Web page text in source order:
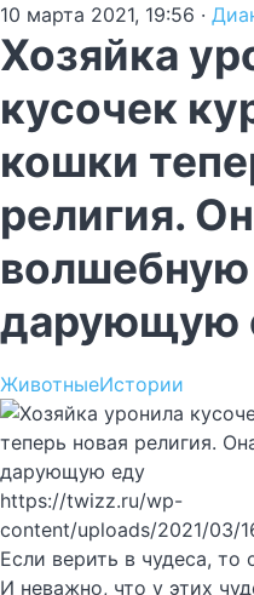
10 марта 2021, 19:56 ·
Хозяйка
кусочек
кошки
религия.
волшебную
дарующую
ЖивотныеИстории
https://twizz.ru/wp-
content/uploads/2021/03/
Если верить в чудеса, то
И неважно, что у этих